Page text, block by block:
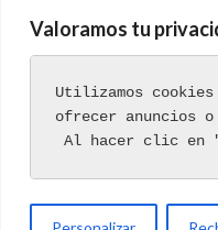
Valoramos tu
Utilizamos
ofrecer anuncios
Al hacer clic en
Copyright © Todos